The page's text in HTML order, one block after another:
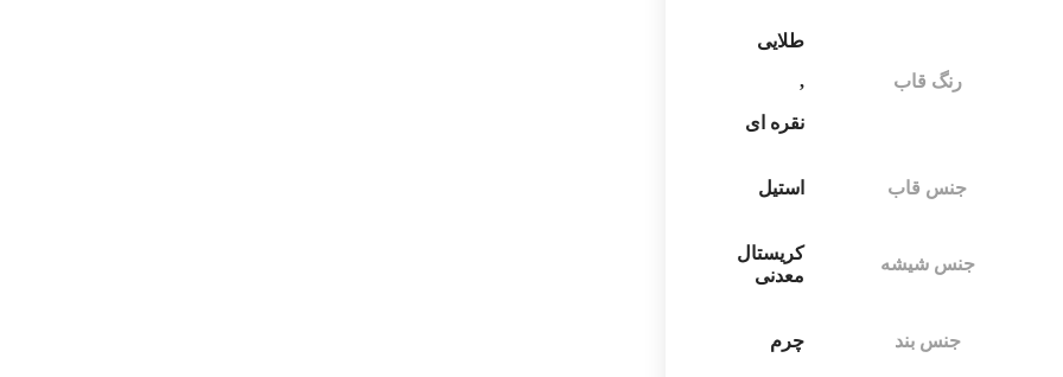
رنگ قاب
طلایی
,
نقره ای
جنس قاب استیل
جنس شیشه
کریستال
معدنی
جنس بند چرم